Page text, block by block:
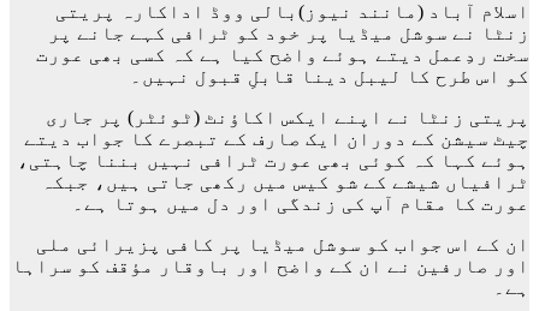
اسلام آباد (مانند نیوز)بالی ووڈ اداکارہ پریتی
زنٹا نے سوشل میڈیا پر خود کو ٹرافی کہے جانے پر
سخت ردِعمل دیتے ہوئے واضح کیا ہے کہ کسی بھی عورت
کو اس طرح کا لیبل دینا قابلِ قبول نہیں۔
پریتی زنٹا نے اپنے ایکس اکاؤنٹ (ٹوئٹر) پر جاری
چیٹ سیشن کے دوران ایک صارف کے تبصرے کا جواب دیتے
ہوئے کہا کہ کوئی بھی عورت ٹرافی نہیں بننا چاہتی،
ٹرافیاں شیشے کے شو کیس میں رکھی جاتی ہیں، جبکہ
عورت کا مقام آپ کی زندگی اور دل میں ہوتا ہے۔
ان کے اس جواب کو سوشل میڈیا پر کافی پزیرائی ملی
اور صارفین نے ان کے واضح اور باوقار مؤقف کو سراہا
ہے۔